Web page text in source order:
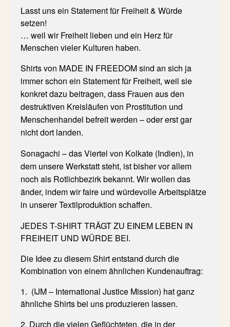
Lasst uns ein Statement für Freiheit & Würde
setzen!
… weil wir Freiheit lieben und ein Herz für
Menschen vieler Kulturen haben.
Shirts von MADE IN FREEDOM sind an sich ja
immer schon ein Statement für Freiheit, weil sie
konkret dazu beitragen, dass Frauen aus den
destruktiven Kreisläufen von Prostitution und
Menschenhandel befreit werden – oder erst gar
nicht dort landen.
Sonagachi – das Viertel von Kolkate (Indien), in
dem unsere Werkstatt steht, ist bisher vor allem
noch als Rotlichbezirk bekannt. Wir wollen das
änder, indem wir faire und würdevolle Arbeitsplätze
in unserer Textilproduktion schaffen.
JEDES T-SHIRT TRÄGT ZU EINEM LEBEN IN
FREIHEIT UND WÜRDE BEI.
Die Idee zu diesem Shirt entstand durch die
Kombination von einem ähnlichen Kundenauftrag:
1. (IJM – International Justice Mission) hat ganz
ähnliche Shirts bei uns produzieren lassen.
2. Durch die vielen Geflüchteten, die in der